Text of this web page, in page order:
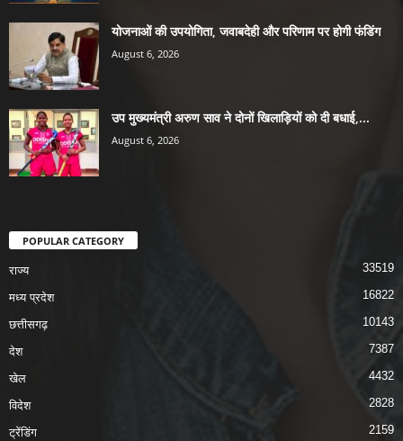
योजनाओं की उपयोगिता, जवाबदेही और परिणाम पर होगी फंडिंग
August 6, 2026
उप मुख्यमंत्री अरुण साव ने दोनों खिलाड़ियों को दी बधाई,...
August 6, 2026
POPULAR CATEGORY
राज्य 33519
मध्य प्रदेश 16822
छत्तीसगढ़ 10143
देश 7387
खेल 4432
विदेश 2828
ट्रेंडिंग 2159